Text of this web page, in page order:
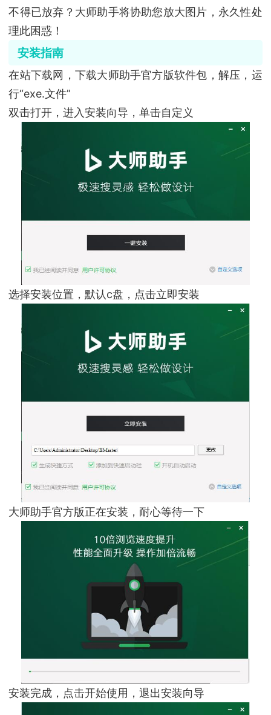
不得已放弃？大师助手将协助您放大图片，永久性处
理此困惑！
安装指南
在站下载网，下载大师助手官方版软件包，解压，运
行“exe.文件”
双击打开，进入安装向导，单击自定义
选择安装位置，默认c盘，点击立即安装
大师助手官方版正在安装，耐心等待一下
安装完成，点击开始使用，退出安装向导